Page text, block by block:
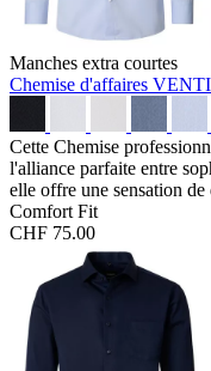
Manches extra courtes
Chemise d'affaires
Cette Chemise
l'alliance parfaite entre
elle offre une sensation
Comfort Fit
CHF 75.00